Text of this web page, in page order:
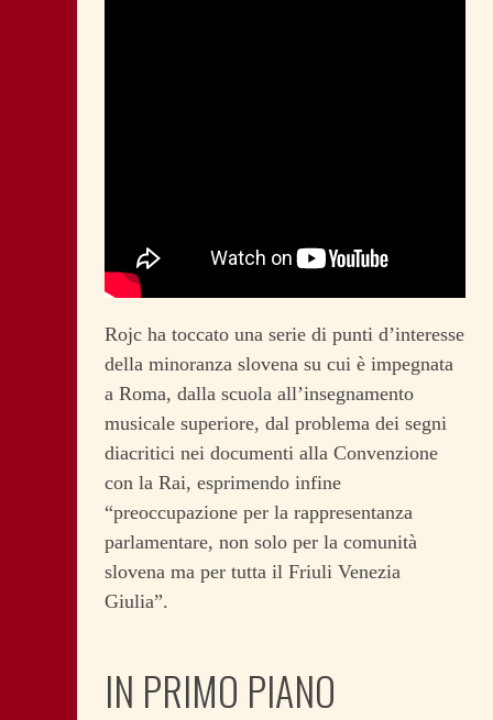
Rojc ha toccato una serie di punti d’interesse
della minoranza slovena su cui è impegnata
a Roma, dalla scuola all’insegnamento
musicale superiore, dal problema dei segni
diacritici nei documenti alla Convenzione
con la Rai, esprimendo infine
“preoccupazione per la rappresentanza
parlamentare, non solo per la comunità
slovena ma per tutta il Friuli Venezia
Giulia”.
IN PRIMO PIANO